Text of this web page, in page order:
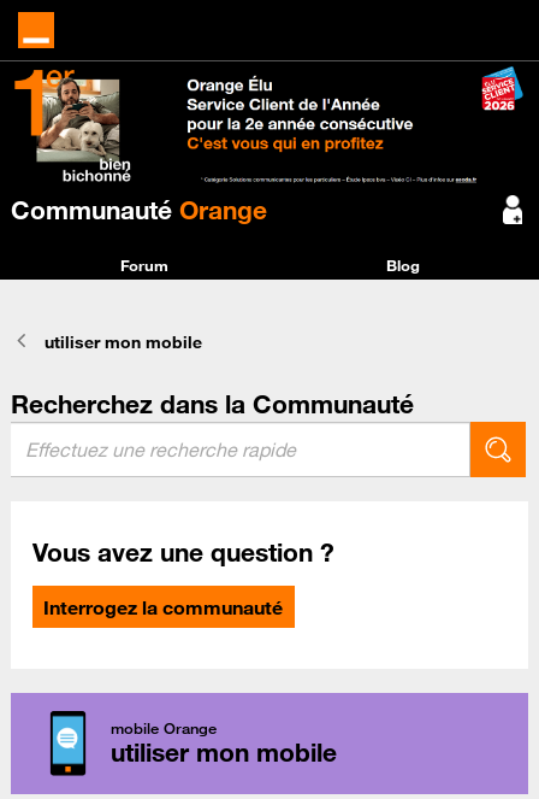
Communauté Orange
Forum Blog
utiliser mon mobile
Recherchez dans la Communauté
Vous avez une question ?
Interrogez la communauté
mobile Orange
utiliser mon mobile